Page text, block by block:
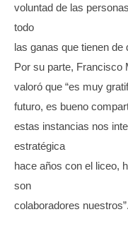
voluntad de las
todo
las ganas que tienen de
Por su parte, Francisco
valoró que “es muy
futuro, es bueno
estas instancias nos
estratégica
hace años con el liceo,
son
colaboradores nuestros”.